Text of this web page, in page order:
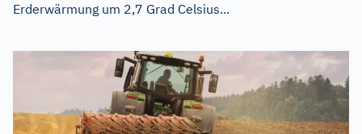
Erderwärmung um 2,7 Grad Celsius...